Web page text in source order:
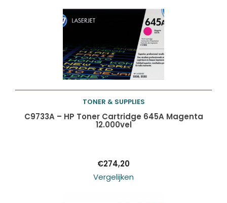
Toevoegen aan
TONER & SUPPLIES
C9733A – HP Toner Cartridge 645A Magenta
12.000vel
€274,20
Vergelijken